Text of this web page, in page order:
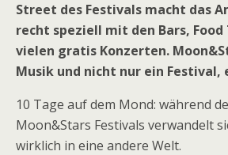
Street des Festivals macht das
recht speziell mit den Bars, Food
vielen gratis Konzerten.
Musik und nicht nur ein Festival,
10 Tage auf dem Mond: während
Moon&Stars Festivals verwandelt
wirklich in eine andere Welt.